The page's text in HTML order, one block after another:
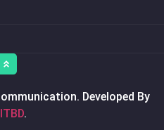
Developed By
.